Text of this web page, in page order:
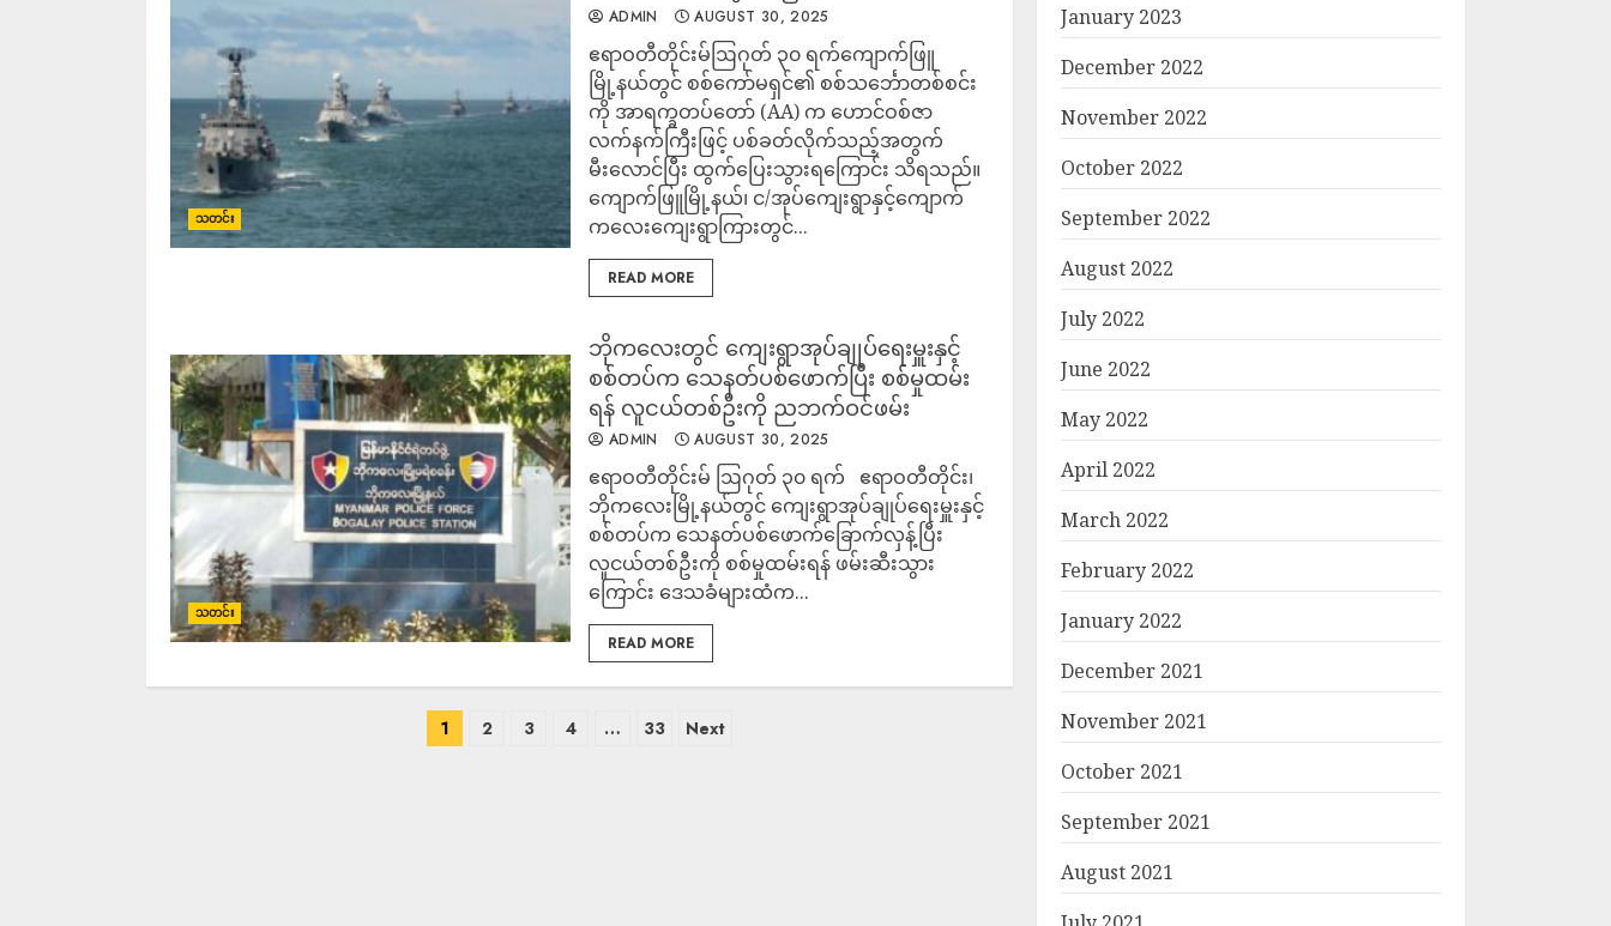
သတင်း
ADMIN AUGUST 30, 2025
ဧရာဝတီတိုင်းမ်ဩဂုတ် ၃၀ ရက်ကျောက်ဖြူ
မြို့နယ်တွင် စစ်ကော်မရှင်၏ စစ်သင်္ဘောတစ်စင်း
ကို အာရက္ခတပ်တော် (AA) က ဟောင်ဝစ်ဇာ
လက်နက်ကြီးဖြင့် ပစ်ခတ်လိုက်သည့်အတွက်
မီးလောင်ပြီး ထွက်ပြေးသွားရကြောင်း သိရသည်။
ကျောက်ဖြူမြို့နယ်၊ င/အုပ်ကျေးရွာနှင့်ကျောက်
ကလေးကျေးရွာကြားတွင်...
READ MORE
သတင်း
ဘိုကလေးတွင် ကျေးရွာအုပ်ချုပ်ရေးမှူးနှင့်
စစ်တပ်က သေနတ်ပစ်ဖောက်ပြီး စစ်မှုထမ်း
ရန် လူငယ်တစ်ဦးကို ညဘက်ဝင်ဖမ်း
ADMIN AUGUST 30, 2025
ဧရာဝတီတိုင်းမ် ဩဂုတ် ၃၀ ရက် ဧရာဝတီတိုင်း၊
ဘိုကလေးမြို့နယ်တွင် ကျေးရွာအုပ်ချုပ်ရေးမှူးနှင့်
စစ်တပ်က သေနတ်ပစ်ဖောက်‌ခြောက်လှန့်ပြီး
လူငယ်တစ်ဦးကို စစ်မှုထမ်းရန် ဖမ်းဆီးသွား
ကြောင်း ‌ဒေသခံများထံက...
READ MORE
1 2 3 4 … 33 Next
January 2023
December 2022
November 2022
October 2022
September 2022
August 2022
July 2022
June 2022
May 2022
April 2022
March 2022
February 2022
January 2022
December 2021
November 2021
October 2021
September 2021
August 2021